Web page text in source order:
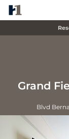
Grand
Blvd